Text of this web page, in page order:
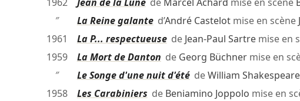
″
La Reine galanted’André Castelotmise en scène
1961
La P... respectueusede Jean-Paul Sartremise en
1959
La Mort de Danton de Georg Büchnermise en
″
Le Songe d'une nuit d'étédeWilliam Shakespeare
1958
Les Carabiniers de Beniamino Joppolo mise en